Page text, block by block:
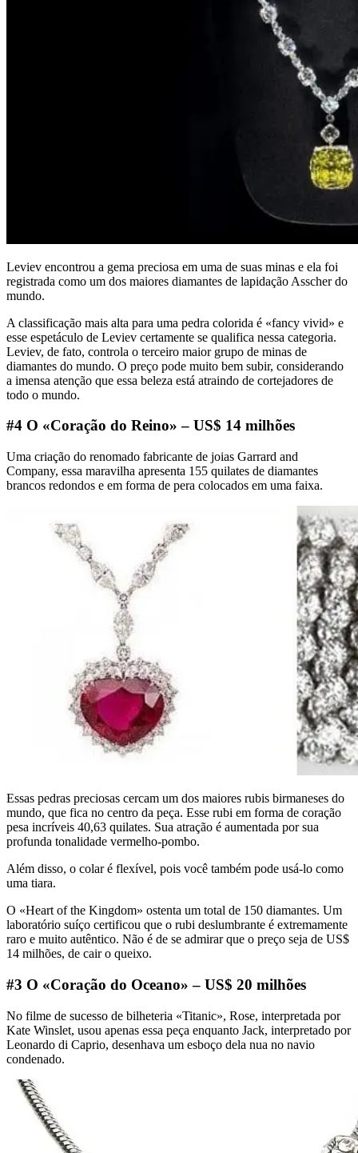
Leviev encontrou a gema preciosa em uma de suas minas e ela foi
registrada como um dos maiores diamantes de lapidação Asscher do
mundo.
A classificação mais alta para uma pedra colorida é «fancy vivid» e
esse espetáculo de Leviev certamente se qualifica nessa categoria.
Leviev, de fato, controla o terceiro maior grupo de minas de
diamantes do mundo. O preço pode muito bem subir, considerando
a imensa atenção que essa beleza está atraindo de cortejadores de
todo o mundo.
#4 O «Coração do Reino» – US$ 14 milhões
Uma criação do renomado fabricante de joias Garrard and
Company, essa maravilha apresenta 155 quilates de diamantes
brancos redondos e em forma de pera colocados em uma faixa.
Essas pedras preciosas cercam um dos maiores rubis birmaneses do
mundo, que fica no centro da peça. Esse rubi em forma de coração
pesa incríveis 40,63 quilates. Sua atração é aumentada por sua
profunda tonalidade vermelho-pombo.
Além disso, o colar é flexível, pois você também pode usá-lo como
uma tiara.
O «Heart of the Kingdom» ostenta um total de 150 diamantes. Um
laboratório suíço certificou que o rubi deslumbrante é extremamente
raro e muito autêntico. Não é de se admirar que o preço seja de US$
14 milhões, de cair o queixo.
#3 O «Coração do Oceano» – US$ 20 milhões
No filme de sucesso de bilheteria «Titanic», Rose, interpretada por
Kate Winslet, usou apenas essa peça enquanto Jack, interpretado por
Leonardo di Caprio, desenhava um esboço dela nua no navio
condenado.